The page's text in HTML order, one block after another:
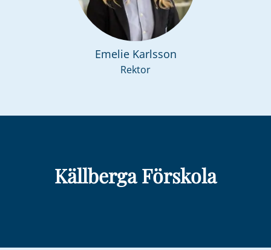
Emelie Karlsson
Rektor
Källberga Förskola